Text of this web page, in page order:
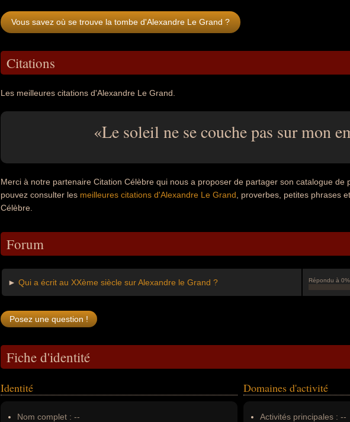
Vous savez où se trouve la tombe d'Alexandre Le Grand ?
Citations
Les meilleures citations d'Alexandre Le Grand.
Le soleil ne se couche pas sur mon
Merci à notre partenaire Citation Célèbre qui nous a proposer de partager son catalogue de
pouvez consulter les meilleures citations d'Alexandre Le Grand , proverbes, petites phrases
Célèbre.
Forum
► Qui a écrit au XXème siècle sur Alexandre le Grand ? Répondu à 0%
Fiche d'identité
Identité
Nom complet : --
Domaines d'activité
Activités principales : --